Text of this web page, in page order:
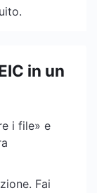
in un
i file» e
Fai